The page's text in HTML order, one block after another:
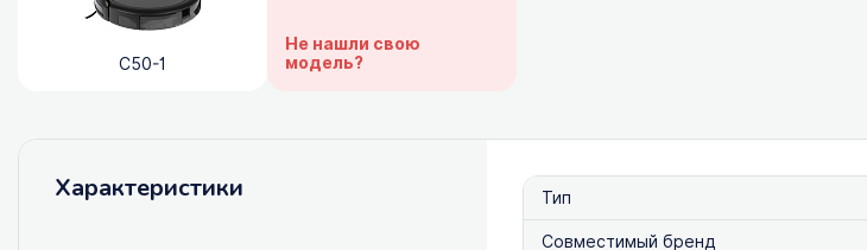
C50-1
Не нашли свою
модель?
Характеристики Тип
Совместимый бренд